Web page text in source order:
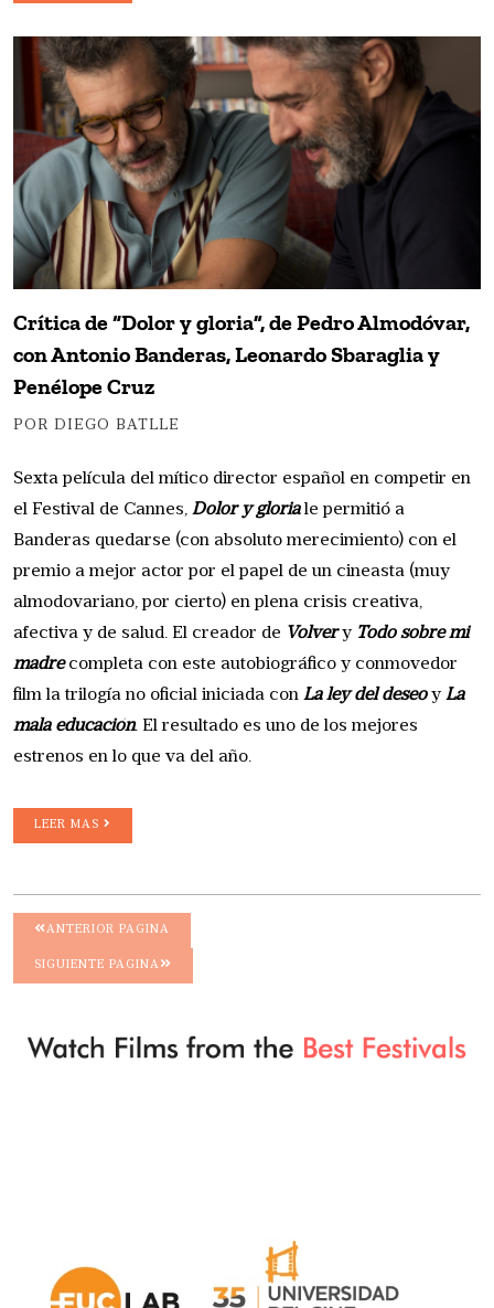
Crítica de “Dolor y gloria”, de Pedro Almodóvar,
con Antonio Banderas, Leonardo Sbaraglia y
Penélope Cruz
POR DIEGO BATLLE
Sexta película del mítico director español en competir en
el Festival de Cannes, Dolor y gloriale permitió a
Banderas quedarse (con absoluto merecimiento) con el
premio a mejor actor por el papel de un cineasta (muy
almodovariano, por cierto) en plena crisis creativa,
afectiva y de salud. El creador de Volvery Todo sobre mi
madrecompleta con este autobiográfico y conmovedor
film la trilogía no oficial iniciada con La ley del deseoyLa
mala educación. El resultado es uno de los mejores
estrenos en lo que va del año.
LEER MAS
ANTERIOR PAGINA
SIGUIENTE PAGINA